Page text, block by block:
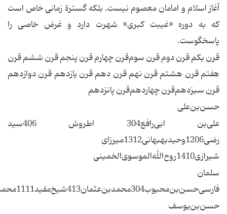
آغاز اسلام‌ و امامان‌ معصوم‌ نیست. بلکه‌ گسترة‌ زمانی‌ خاص‌ است‌
که‌ به‌ دوره‌ «غیبت‌ کبری» شهرت‌ دارد و غرض‌ خاصی‌ را
پاسخگوست.
‌‌قرن‌ یکم‌ قرن‌ دوم‌ قرن‌ سوم‌‌قرن‌ چهارم‌ قرن‌ پنجم‌ قرن‌ ششم‌ قرن‌
هفتم‌ قرن‌ هشتم‌ قرن‌ نهم‌ قرن‌ دهم‌ قرن‌ یازدهم‌ قرن‌ دوازدهم‌
قرن‌ سیزدهم‌‌قرن‌ چهاردهم‌‌قرن‌ پانزدهم‌‌
‌‌حسن‌بن‌علی‌
‌‌علی‌بن‌ ابی‌رافع‌‌304 اطروش‌ ‌‌406سید
رضی‌‌1206وحیدبهبهانی‌‌1312میرزای‌
شیرازی‌‌1410روح‌الله‌الموسوی‌الخمینی‌
‌‌سلمان‌
فارسی‌‌حسن‌بن‌محبوب‌‌304محمدبن‌عثمان‌‌413شیخ‌مفید‌‌1111محمدباقرمجلسی‌‌1212سیدمهدی‌بحرالعلوم‌‌1327شیخ‌فضل‌اله‌نوری‌‌1411محمدرضاگلپایگانی‌
‌‌حسن‌بن‌یوسف‌